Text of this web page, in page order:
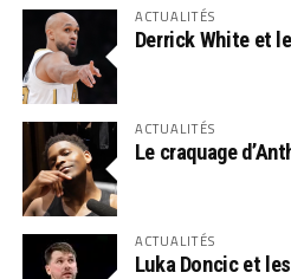
ACTUALITÉS
Derrick White et
ACTUALITÉS
Le craquage
ACTUALITÉS
Luka Doncic et